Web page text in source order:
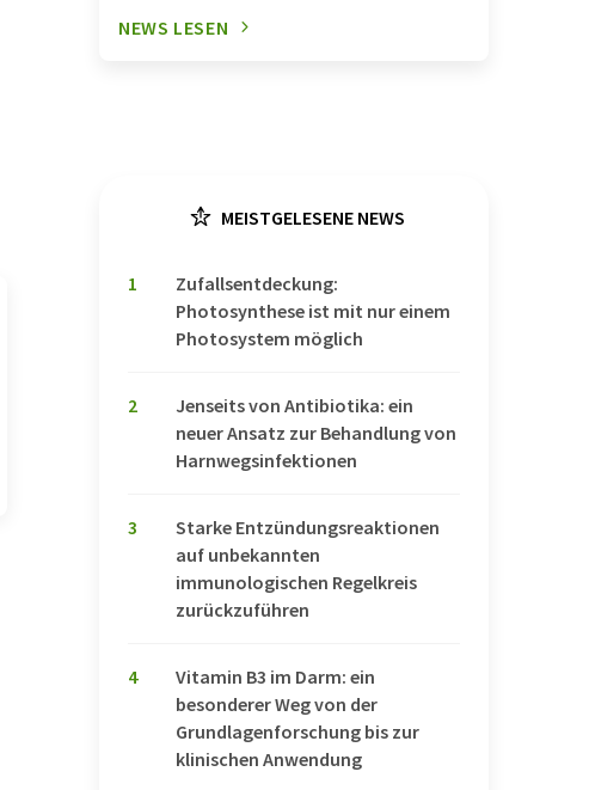
NEWS LESEN
MEISTGELESENE NEWS
1
Zufallsentdeckung:
Photosynthese ist mit nur einem
Photosystem möglich
2
Jenseits von Antibiotika: ein
neuer Ansatz zur Behandlung von
Harnwegsinfektionen
3
Starke Entzündungsreaktionen
auf unbekannten
immunologischen Regelkreis
zurückzuführen
4
Vitamin B3 im Darm: ein
besonderer Weg von der
Grundlagenforschung bis zur
klinischen Anwendung